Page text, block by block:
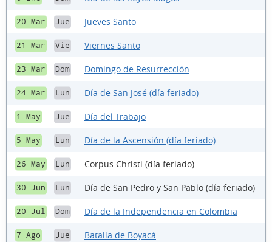
20 Mar Jue Jueves Santo
21 Mar Vie Viernes Santo
23 Mar Dom Domingo de Resurrección
24 Mar Lun Día de San José (día feriado)
1 May Jue Día del Trabajo
5 May Lun Día de la Ascensión (día feriado)
26 May Lun Corpus Christi (día feriado)
30 Jun Lun Día de San Pedro y San Pablo (día feriado)
20 Jul Dom Día de la Independencia en Colombia
7 Ago Jue Batalla de Boyacá